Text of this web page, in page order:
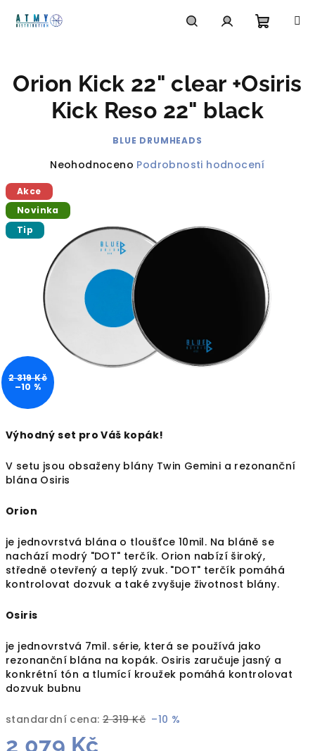
košík
Výhodný set pro Váš kopák!
V setu jsou obsaženy blány Twin Gemini a rezonanční
blána Osiris
Orion
je jednovrstvá blána o tloušťce 10mil. Na bláně se
nachází modrý "DOT" terčík. Orion nabízí široký,
středně otevřený a teplý zvuk. "DOT" terčík pomáhá
kontrolovat dozvuk a také zvyšuje životnost blány.
Osiris
je jednovrstvá 7mil. série, která se používá jako
rezonanční blána na kopák. Osiris zaručuje jasný a
konkrétní tón a tlumící kroužek pomáhá kontrolovat
dozvuk bubnu
standardní cena: 2 319 Kč –10 %
2 079 Kč
Orion Kick 22" clear +Osiris
Kick Reso 22" black
BLUE DRUMHEADS
Průměrné
produktu
je
0,0
hvězdiček.
Neohodnoceno Podrobnosti hodnocení
Akce
Novinka
Tip
2 319 Kč
–10 %